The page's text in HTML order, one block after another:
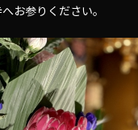
お参りください。